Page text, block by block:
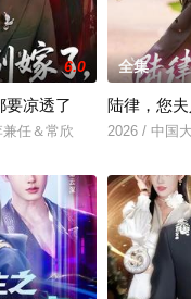
6.0
要凉透了
任＆常欣
全集
陆律，您
2026 / 中国